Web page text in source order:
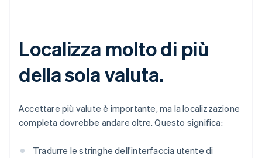
Localizza molto di più
della sola valuta.
Accettare più valute è importante, ma la localizzazione
completa dovrebbe andare oltre. Questo significa:
Tradurre le stringhe dell'interfaccia utente di